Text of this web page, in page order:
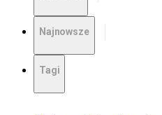
Najnowsze
Tagi